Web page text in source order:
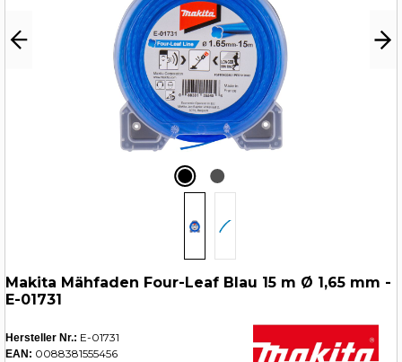
Makita Mähfaden Four-Leaf Blau 15 m Ø 1,65 mm -
E-01731
Hersteller Nr.: E-01731
EAN: 0088381555456